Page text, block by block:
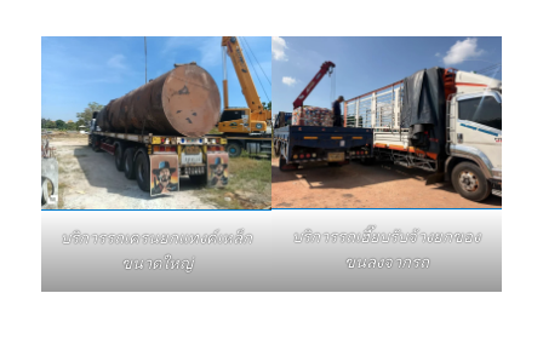
บริการรถเครนยกแทงค์เหล็ก
ขนาดใหญ่
บริการรถเฮี๊ยบรับจ้างยกของ
ขนลงจากรถ